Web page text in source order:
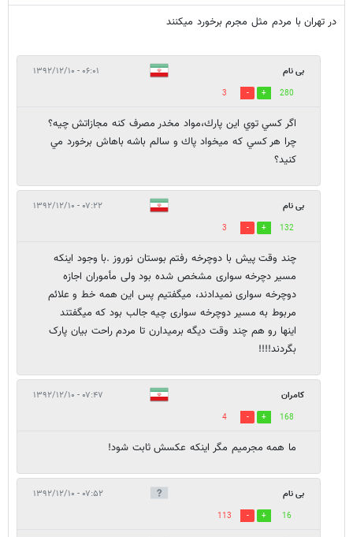
در تهران با مردم مثل مجرم برخورد ميكنند
بی نام ۰۶:۰۱ - ۱۳۹۲/۱۲/۱۰
280
3
اگر كسي توي اين پارك،مواد مخدر مصرف كنه مجازاتش چيه؟
چرا هر كسي كه ميخواد پاك و سالم باشه باهاش برخورد مي
كنيد؟
بی نام ۰۷:۲۲ - ۱۳۹۲/۱۲/۱۰
132
3
چند وقت پیش با دوچرخه رفتم بوستان نوروز .با وجود اینکه
مسیر دچرخه سواری مشخص شده بود ولی مأموران اجازه
دوچرخه سواری نمیدادند، میگفتیم پس این همه خط و علائم
مربوط به مسیر دوچرخه سواری چیه جالب بود که میگفتند
اینها رو هم چند وقت دیگه برمیدارن تا مردم راحت بیان پارک
بگردند!!!!
کامران ۰۷:۴۷ - ۱۳۹۲/۱۲/۱۰
168
4
ما همه مجرمیم مگر اینکه عکسش ثابت شود!
بی نام ۰۷:۵۲ - ۱۳۹۲/۱۲/۱۰
16
113